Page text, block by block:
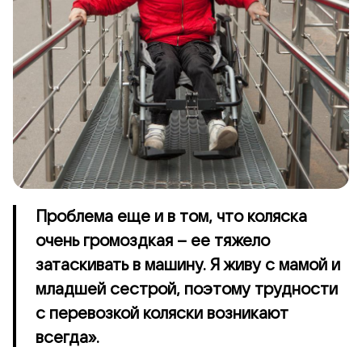
Проблема еще и в том, что коляска
очень громоздкая – ее тяжело
затаскивать в машину. Я живу с мамой и
младшей сестрой, поэтому трудности
с перевозкой коляски возникают
всегда».